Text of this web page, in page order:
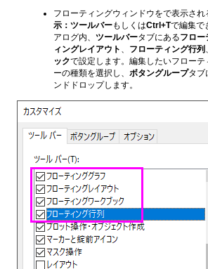
フローティングウィンドウをで表示さ
示：ツールバーもしくはCtrl+Tで編集で
アログ内、 ツールバータブにあるフロー
ィングレイアウト 、 フローティング行列 、
ックで設定します。編集したいフロー
ーの種類を選択し、 ボタングループタブ
ンドドロップします。